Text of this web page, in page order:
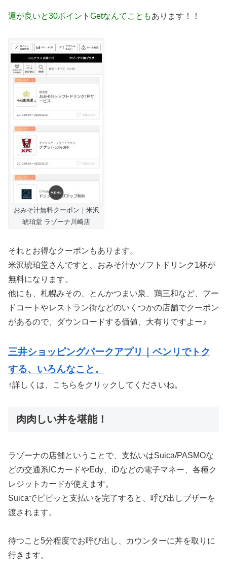
運が良いと30ポイントGetなんてこともあります！！
おみそ汁無料クーポン｜米沢
琥珀堂 ラゾーナ川崎店
それとお得なクーポンもあります。
米沢琥珀堂さんですと、おみそ汁かソフトドリンク1杯が
無料になります。
他にも、札幌みその、とんかつまい泉、鶏三和など、フー
ドコートやレストラン街などのいくつかの店舗でクーポン
があるので、ダウンロードする価値、大有りですよー♪
三井ショッピングパークアプリ｜ベンリでトク
する、いろんなこと。
↑詳しくは、こちらをクリックしてくださいね。
肉肉しい丼を堪能！
ラゾーナの店舗ということで、支払いはSuica/PASMOな
どの交通系ICカードやEdy、iDなどの電子マネー、各種ク
レジットカードが使えます。
Suicaでピピッと支払いを完了すると、呼び出しブザーを
渡されます。
待つこと5分程度でお呼び出し、カウンターに丼を取りに
行きます。